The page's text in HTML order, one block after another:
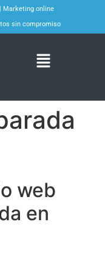
| Marketing online
sin compromiso
web
en